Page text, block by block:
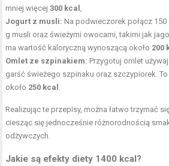
mniej więcej300 kcal ,
Jogurt z musli: Na podwieczorek połącz
g musli oraz świeżymi owocami, takimi jak
ma wartość kaloryczną wynoszącą około 200
Omlet ze szpinakiem: Przygotuj omlet
garść świeżego szpinaku oraz szczypiorek.
około 250 kcal .
Realizując te przepisy, można łatwo trzymać
ciesząc się jednocześnie różnorodnością
odżywczych.
Jakie są efekty diety 1400 kcal?